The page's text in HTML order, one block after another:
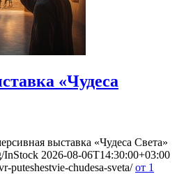
«Чудеса
выставка «Чудеса Света»
InStock 2026-08-06T14:30:00+03:00
puteshestvie-chudesa-sveta/ от 1